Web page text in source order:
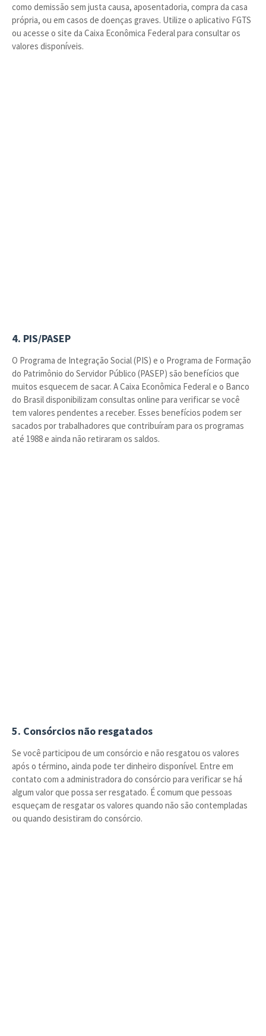
como demissão sem justa causa, aposentadoria, compra da casa
própria, ou em casos de doenças graves. Utilize o aplicativo FGTS
ou acesse o site da Caixa Econômica Federal para consultar os
valores disponíveis.
4. PIS/PASEP
O Programa de Integração Social (PIS) e o Programa de Formação
do Patrimônio do Servidor Público (PASEP) são benefícios que
muitos esquecem de sacar. A Caixa Econômica Federal e o Banco
do Brasil disponibilizam consultas online para verificar se você
tem valores pendentes a receber. Esses benefícios podem ser
sacados por trabalhadores que contribuíram para os programas
até 1988 e ainda não retiraram os saldos.
5. Consórcios não resgatados
Se você participou de um consórcio e não resgatou os valores
após o término, ainda pode ter dinheiro disponível. Entre em
contato com a administradora do consórcio para verificar se há
algum valor que possa ser resgatado. É comum que pessoas
esqueçam de resgatar os valores quando não são contempladas
ou quando desistiram do consórcio.